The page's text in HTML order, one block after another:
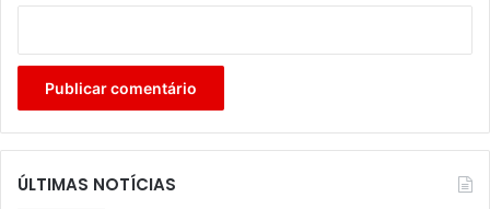
ÚLTIMAS NOTÍCIAS